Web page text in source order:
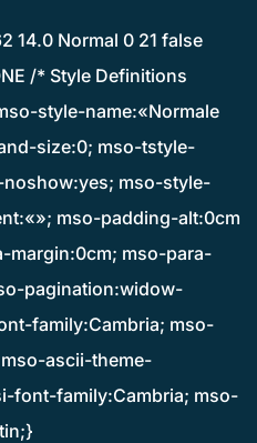
14.0 Normal 0 21 false
/* Style Definitions
style-name:«Normale
size:0; mso-tstyle-
mso-style-
mso-padding-alt:0cm
margin:0cm; mso-para-
pagination:widow-
family:Cambria; mso-
ascii-theme-
font-family:Cambria; mso-